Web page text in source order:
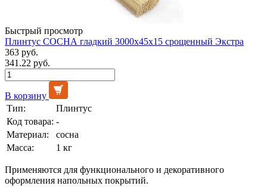
Быстрый просмотр
Плинтус СОСНА гладкий 3000х45х15 срощенный Экстра
363 руб.
341.22 руб.
В корзину
Тип:
Плинтус
Код товара: -
Материал:
сосна
Масса:
1 кг
Применяются для функционального и декоративного
оформления напольных покрытий.